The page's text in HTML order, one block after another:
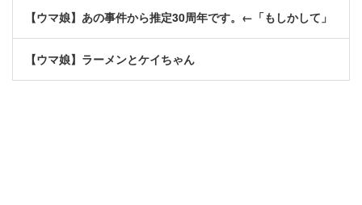
【ウマ娘】あの事件から推定30周年です。←「もしかして」
【ウマ娘】ラーメンとケイちゃん